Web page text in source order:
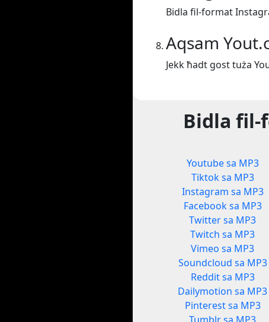
Bidla fil-format
Aqsam
Jekk ħadt gost tuża
Bidla
Youtube sa MP3
Tiktok sa MP3
Instagram sa MP3
Facebook sa MP3
Twitter sa MP3
Twitch sa MP3
Vimeo sa MP3
Soundcloud sa MP3
Reddit sa MP3
Dailymotion sa MP3
Pinterest sa MP3